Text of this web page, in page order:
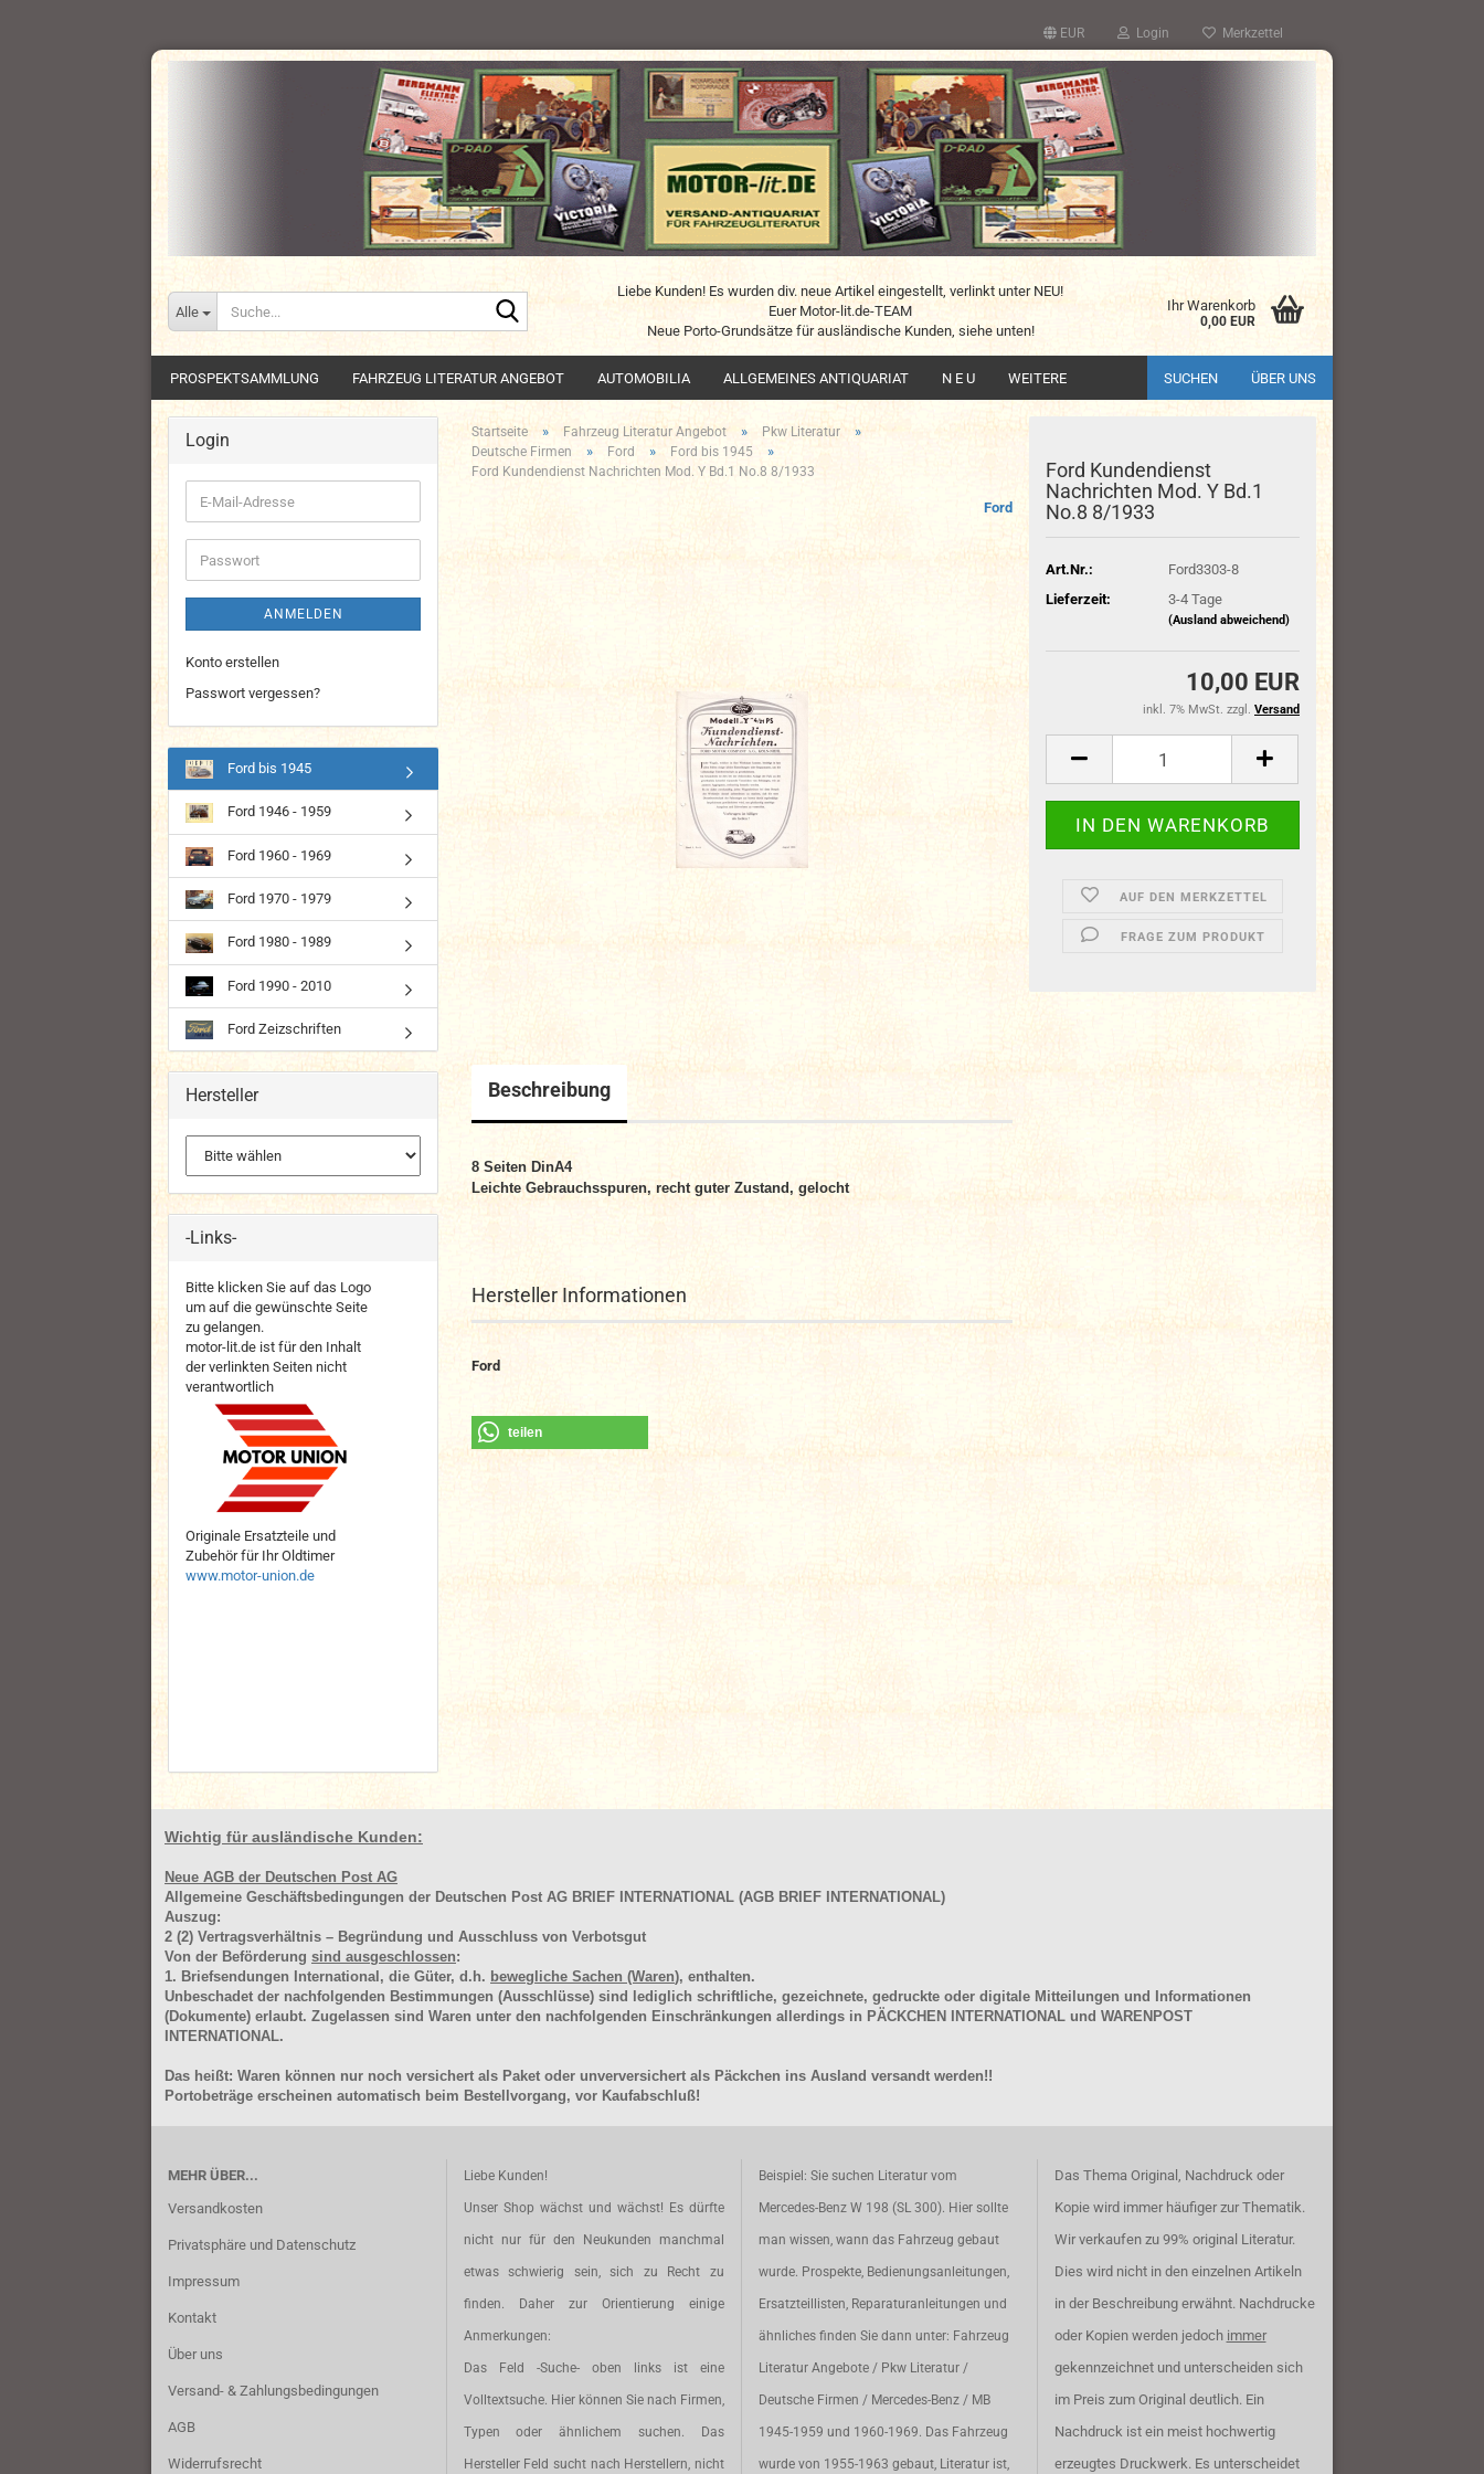
EUR Login Merkzettel
Alle
Suche...
Liebe Kunden! Es wurden div. neue Artikel eingestellt, verlinkt unter NEU!
Euer Motor-lit.de-TEAM
Neue Porto-Grundsätze für ausländische Kunden, siehe unten!
Ihr Warenkorb
0,00 EUR
PROSPEKTSAMMLUNG FAHRZEUG LITERATUR ANGEBOT AUTOMOBILIA ALLGEMEINES ANTIQUARIAT N E U SUCHEN ÜBER UNS
WEITERE
Startseite » Fahrzeug Literatur Angebot » Pkw Literatur »
Deutsche Firmen » Ford » Ford bis 1945 »
Ford Kundendienst Nachrichten Mod. Y Bd.1 No.8 8/1933
Ford
Ford Kundendienst
Nachrichten Mod. Y Bd.1
No.8 8/1933
Art.Nr.:
Ford3303-8
Lieferzeit:
3-4 Tage
(Ausland abweichend)
10,00 EUR
inkl. 7% MwSt. zzgl. Versand
AUF DEN MERKZETTEL
FRAGE ZUM PRODUKT
Beschreibung
8 Seiten DinA4
Leichte Gebrauchsspuren, recht guter Zustand, gelocht
Hersteller Informationen
Ford
teilen
Login
E-
Mail-
Adresse
Passwort
ANMELDEN
Konto erstellen
Passwort vergessen?
Ford bis 1945
Ford 1946 - 1959
Ford 1960 - 1969
Ford 1970 - 1979
Ford 1980 - 1989
Ford 1990 - 2010
Ford Zeizschriften
Hersteller
-Links-
Bitte klicken Sie auf das Logo
um auf die gewünschte Seite
zu gelangen.
motor-lit.de ist für den Inhalt
der verlinkten Seiten nicht
verantwortlich
Originale Ersatzteile und
Zubehör für Ihr Oldtimer
www.motor-union.de
Wichtig für ausländische Kunden:
Neue AGB der Deutschen Post AG
Allgemeine Geschäftsbedingungen der Deutschen Post AG BRIEF INTERNATIONAL (AGB BRIEF INTERNATIONAL)
Auszug:
2 (2) Vertragsverhältnis – Begründung und Ausschluss von Verbotsgut
Von der Beförderung sind ausgeschlossen:
1. Briefsendungen International, die Güter, d.h. bewegliche Sachen (Waren), enthalten.
Unbeschadet der nachfolgenden Bestimmungen (Ausschlüsse) sind lediglich schriftliche, gezeichnete, gedruckte oder digitale Mitteilungen und Informationen
(Dokumente) erlaubt. Zugelassen sind Waren unter den nachfolgenden Einschränkungen allerdings in PÄCKCHEN INTERNATIONAL und WARENPOST
INTERNATIONAL.
Das heißt: Waren können nur noch versichert als Paket oder unverversichert als Päckchen ins Ausland versandt werden!!
Portobeträge erscheinen automatisch beim Bestellvorgang, vor Kaufabschluß!
MEHR ÜBER...
Versandkosten
Privatsphäre und Datenschutz
Impressum
Kontakt
Über uns
Versand- & Zahlungsbedingungen
AGB
Widerrufsrecht
Liebe Kunden!
Unser Shop wächst und wächst! Es dürfte
nicht nur für den Neukunden manchmal
etwas schwierig sein, sich zu Recht zu
finden. Daher zur Orientierung einige
Anmerkungen:
Das Feld -Suche- oben links ist eine
Volltextsuche. Hier können Sie nach Firmen,
Typen oder ähnlichem suchen. Das
Hersteller Feld sucht nach Herstellern, nicht
Beispiel: Sie suchen Literatur vom
Mercedes-Benz W 198 (SL 300). Hier sollte
man wissen, wann das Fahrzeug gebaut
wurde. Prospekte, Bedienungsanleitungen,
Ersatzteillisten, Reparaturanleitungen und
ähnliches finden Sie dann unter: Fahrzeug
Literatur Angebote / Pkw Literatur /
Deutsche Firmen / Mercedes-Benz / MB
1945-1959 und 1960-1969. Das Fahrzeug
wurde von 1955-1963 gebaut, Literatur ist,
Das Thema Original, Nachdruck oder
Kopie wird immer häufiger zur Thematik.
Wir verkaufen zu 99% original Literatur.
Dies wird nicht in den einzelnen Artikeln
in der Beschreibung erwähnt. Nachdrucke
oder Kopien werden jedoch immer
gekennzeichnet und unterscheiden sich
im Preis zum Original deutlich. Ein
Nachdruck ist ein meist hochwertig
erzeugtes Druckwerk. Es unterscheidet